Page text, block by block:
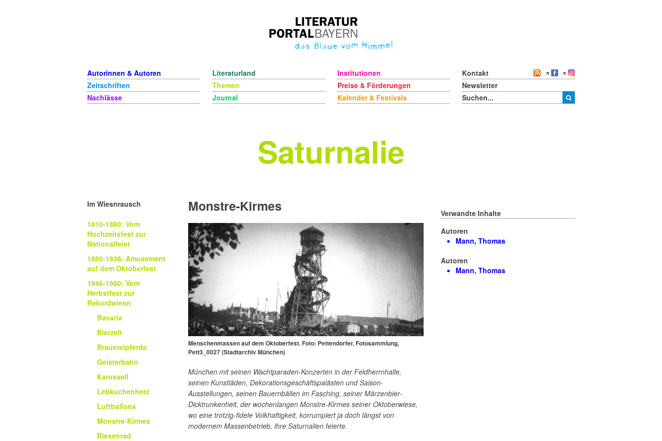
Autorinnen & Autoren
Zeitschriften
Nachlässe
Literaturland
Themen
Journal
Institutionen
Preise & Förderungen
Kalender & Festivals
Kontakt
Newsletter
Saturnalie
Im Wiesnrausch
1810-1880: Vom
Hochzeitsfest zur
Nationalfeier
1880-1938: Amusement
auf dem Oktoberfest
1946-1980: Vom
Herbstfest zur
Rekordwiesn
Bavaria
Bierzelt
Brauereipferde
Geisterbahn
Karussell
Lebkuchenherz
Luftballons
Monstre-Kirmes
Riesenrad
Monstre-Kirmes
Menschenmassen auf dem Oktoberfest. Foto: Pettendorfer, Fotosammlung,
Pett3_0027 (Stadtarchiv München)
München mit seinen Wachtparaden-Konzerten in der Feldherrnhalle,
seinen Kunstläden, Dekorationsgeschäftspalästen und Saison-
Ausstellungen, seinen Bauernbällen im Fasching, seiner Märzenbier-
Dicktrunkenheit, der wochenlangen Monstre-Kirmes seiner Oktoberwiese,
wo eine trotzig-fidele Volkhaftigkeit, korrumpiert ja doch längst von
modernem Massenbetrieb, ihre Saturnalien feierte.
Verwandte Inhalte
Autoren
Mann, Thomas
Autoren
Mann, Thomas